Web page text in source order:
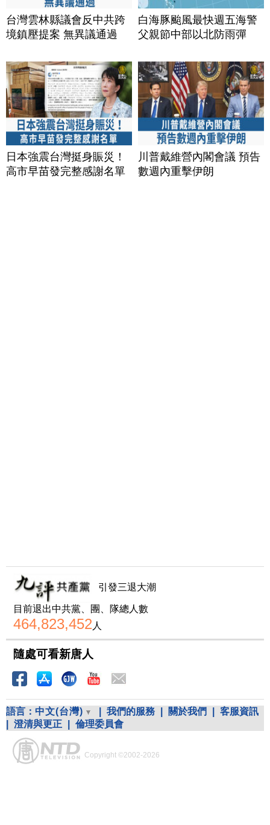
台灣雲林縣議會反中共跨
境鎮壓提案 無異議通過
白海豚颱風最快週五海警
父親節中部以北防雨彈
日本強震台灣挺身賑災！
高市早苗發完整感謝名單
川普戴維營內閣會議 預告
數週內重擊伊朗
引發三退大潮
目前退出中共黨、團、隊總人數
464,823,452 人
隨處可看新唐人
語言： 中文(台灣) 我們的服務 關於我們
客服資訊
澄清與更正 倫理委員會
Copyright ©2002-2026